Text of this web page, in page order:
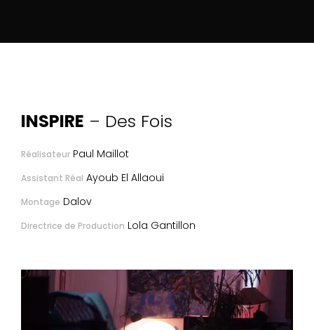
INSPIRE – Des Fois
Réalisateur Paul Maillot
Assistant Réal Ayoub El Allaoui
Montage Dalov
Directrice de Production Lola Gantillon